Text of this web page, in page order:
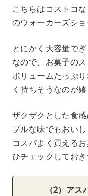
こちらはコストコ
のウォーカーズショ
とにかく大容量で
なので、お菓子の
ボリュームたっぷ
く持ちそうなのが嬉
ザクザクとした食
プルな味でもおいし
コスパよく買える
ひチェックしておき
（2）アス